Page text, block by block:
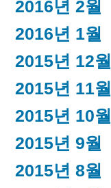
2016년 2월
2016년 1월
2015년 12월
2015년 11월
2015년 10월
2015년 9월
2015년 8월